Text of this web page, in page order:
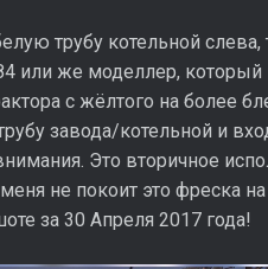
трубу котельной
или же моделлер,
с жёлтого на более
завода/котельной и
Это вторичное
не покоит это фреска
за 30 Апреля 2017 года!